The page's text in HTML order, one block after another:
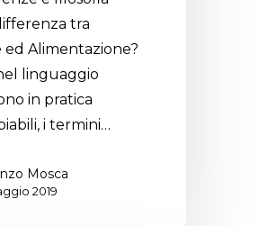
tra
Alimentazione?
linguaggio
in pratica
i termini…
Mosca
2019